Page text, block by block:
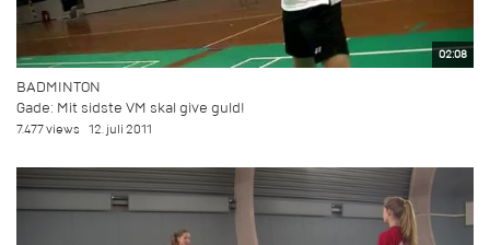
02:08
BADMINTON
Gade: Mit sidste VM skal give guld!
7.477 views 12. juli 2011